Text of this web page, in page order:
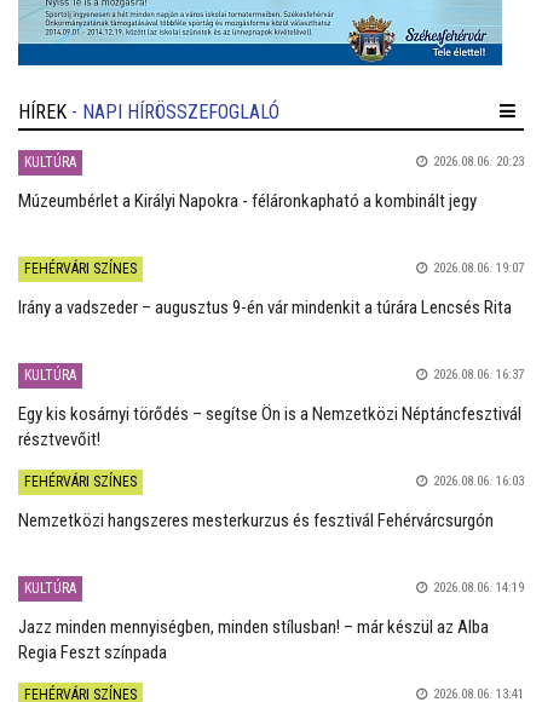
HÍREK - NAPI HÍRÖSSZEFOGLALÓ
KULTÚRA 2026.08.06. 20:23
Múzeumbérlet a Királyi Napokra - féláronkapható a kombinált jegy
FEHÉRVÁRI SZÍNES 2026.08.06. 19:07
Irány a vadszeder – augusztus 9-én vár mindenkit a túrára Lencsés Rita
KULTÚRA 2026.08.06. 16:37
Egy kis kosárnyi törődés – segítse Ön is a Nemzetközi Néptáncfesztivál
résztvevőit!
FEHÉRVÁRI SZÍNES 2026.08.06. 16:03
Nemzetközi hangszeres mesterkurzus és fesztivál Fehérvárcsurgón
KULTÚRA 2026.08.06. 14:19
Jazz minden mennyiségben, minden stílusban! – már készül az Alba
Regia Feszt színpada
FEHÉRVÁRI SZÍNES 2026.08.06. 13:41